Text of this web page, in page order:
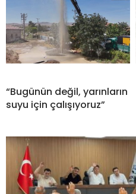
“Bugünün değil, yarınların
suyu için çalışıyoruz”